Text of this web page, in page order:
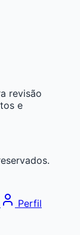
revisão
e
Perfil